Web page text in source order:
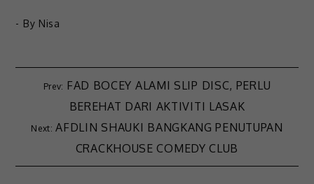
- By Nisa
FAD BOCEY ALAMI SLIP DISC, PERLU
BEREHAT DARI AKTIVITI LASAK
AFDLIN SHAUKI BANGKANG PENUTUPAN
CRACKHOUSE COMEDY CLUB